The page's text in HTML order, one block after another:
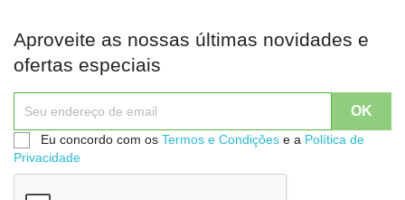
Aproveite as nossas últimas novidades e
ofertas especiais
Eu concordo com os Termos e Condições e a Política de
Privacidade